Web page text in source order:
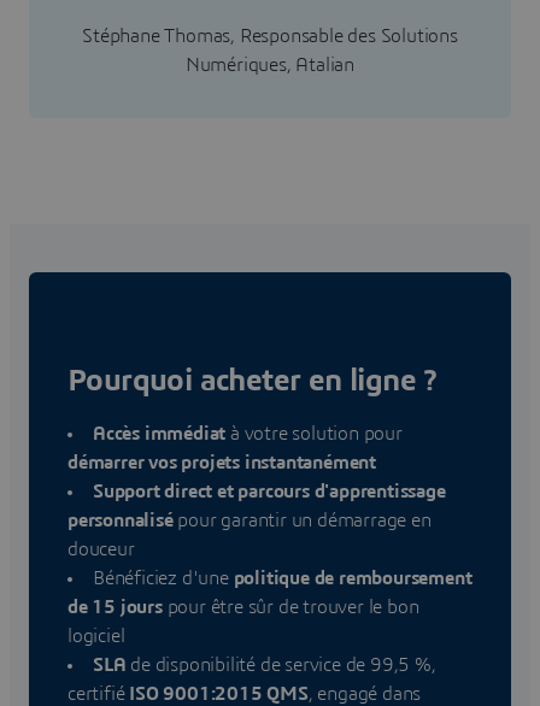
Stéphane Thomas, Responsable des Solutions
Numériques, Atalian
Pourquoi acheter en ligne ?
Accès immédiat à votre solution pour
démarrer vos projets instantanément
Support direct et parcours d'apprentissage
personnalisé pour garantir un démarrage en
douceur
Bénéficiez d'unepolitique de remboursement
de 15 jours pour être sûr de trouver le bon
logiciel
SLA de disponibilité de service de 99,5 %,
certifiéISO 9001:2015 QMS, engagé dans